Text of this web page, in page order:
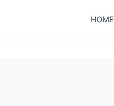
HOME